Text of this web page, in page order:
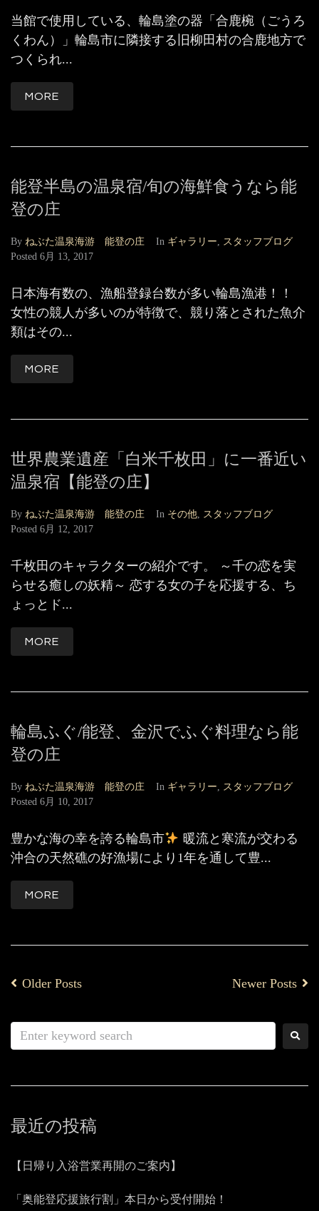
当館で使用している、輪島塗の器「合鹿椀（ごうろ
くわん）」輪島市に隣接する旧柳田村の合鹿地方で
つくられ...
MORE
能登半島の温泉宿/旬の海鮮食うなら能
登の庄
By ねぶた温泉海游 能登の庄 In ギャラリー, スタッフブログ
Posted 6月 13, 2017
日本海有数の、漁船登録台数が多い輪島漁港！！
女性の競人が多いのが特徴で、競り落とされた魚介
類はその...
MORE
世界農業遺産「白米千枚田」に一番近い
温泉宿【能登の庄】
By ねぶた温泉海游 能登の庄 In その他, スタッフブログ
Posted 6月 12, 2017
千枚田のキャラクターの紹介です。 ～千の恋を実
らせる癒しの妖精～ 恋する女の子を応援する、ち
ょっとド...
MORE
輪島ふぐ/能登、金沢でふぐ料理なら能
登の庄
By ねぶた温泉海游 能登の庄 In ギャラリー, スタッフブログ
Posted 6月 10, 2017
豊かな海の幸を誇る輪島市
暖流と寒流が交わる
沖合の天然礁の好漁場により1年を通して豊...
MORE
Older Posts Newer Posts
最近の投稿
【日帰り入浴営業再開のご案内】
「奥能登応援旅行割」本日から受付開始！